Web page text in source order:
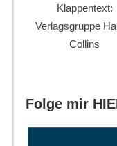
Klappentext:
Verlagsgruppe
Collins
Folge mir